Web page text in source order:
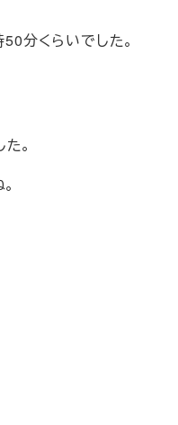
分くらいでした。
。